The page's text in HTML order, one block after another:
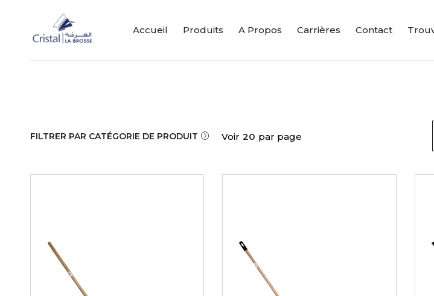
Accueil Produits A Propos Carrières Contact
FILTRER PAR CATÉGORIE DE PRODUIT Voir 20 par page